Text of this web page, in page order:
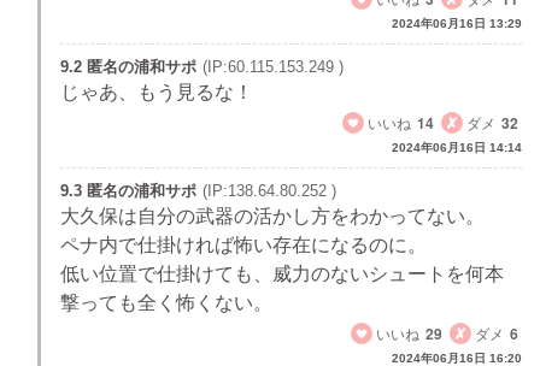
2024年06月16日 13:29
9.2 匿名の浦和サポ (IP:60.115.153.249 )
じゃあ、もう見るな！
いいね 14 ダメ 32
2024年06月16日 14:14
9.3 匿名の浦和サポ (IP:138.64.80.252 )
大久保は自分の武器の活かし方をわかってない。
ペナ内で仕掛ければ怖い存在になるのに。
低い位置で仕掛けても、威力のないシュートを何本
撃っても全く怖くない。
いいね 29 ダメ 6
2024年06月16日 16:20